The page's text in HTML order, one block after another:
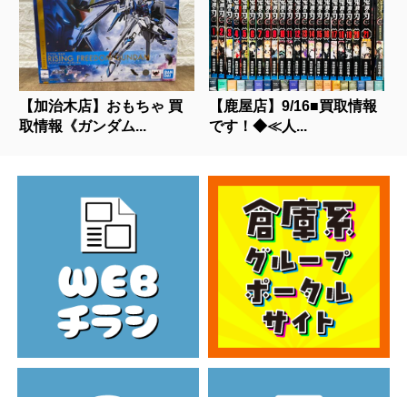
【加治木店】おもちゃ 買
取情報《ガンダム...
【鹿屋店】9/16■買取情報
です！◆≪人...